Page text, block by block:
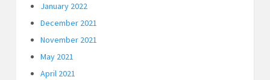
January 2022
December 2021
November 2021
May 2021
April 2021